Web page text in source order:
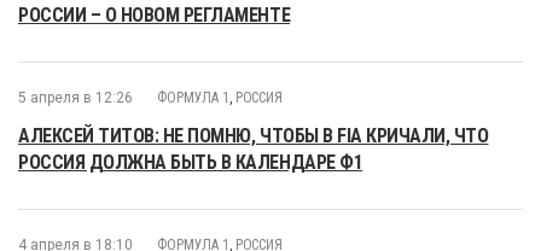
РОССИИ – О НОВОМ РЕГЛАМЕНТЕ
5 апреля в 12:26 ФОРМУЛА 1 , РОССИЯ
АЛЕКСЕЙ ТИТОВ: НЕ ПОМНЮ, ЧТОБЫ В FIA КРИЧАЛИ, ЧТО
РОССИЯ ДОЛЖНА БЫТЬ В КАЛЕНДАРЕ Ф1
4 апреля в 18:10 ФОРМУЛА 1 , РОССИЯ